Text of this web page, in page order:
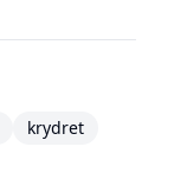
krydret